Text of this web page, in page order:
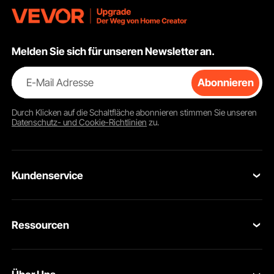
Pizzamaschine
multifunktional
Melden Sie sich für unseren Newsletter an.
E-Mail Adresse Abonnieren
Durch Klicken auf die Schaltflächeabonnieren stimmen Sie unseren
Datenschutz- und Cookie-Richtlinien zu.
Kundenservice
Rückgaben & Ersatz
Ressourcen